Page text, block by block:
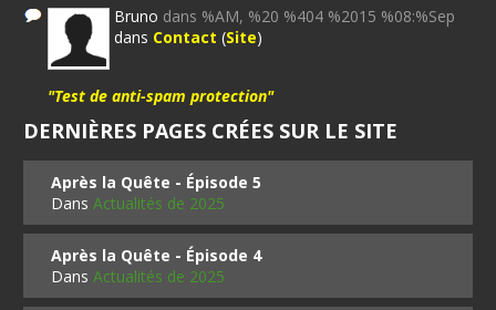
Bruno dans %AM, %20 %404 %2015 %08:%Sep
dans Contact (Site)
"Test de anti-spam protection"
DERNIÈRES PAGES CRÉES SUR LE SITE
Après la Quête - Épisode 5
DansActualités de 2025
Après la Quête - Épisode 4
DansActualités de 2025